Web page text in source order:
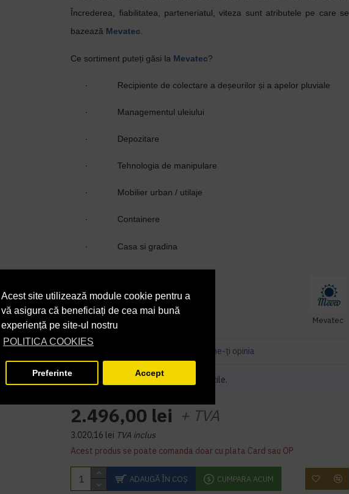
Acest site utilizează module cookie pentru a
vă asigura că beneficiați de cea mai bună
experiență pe site-ul nostru
POLITICA COOKIES
Preferinte Accept
Încrederea, fiabilitatea, parteneriatul, viteza sunt atributele pe care se
bazează Mevatec
Ce sortiment puteți găsi la Mevatec?
· Recipiente de colectare a deșeurilor și a apelor pluviale
· Managementul uleiului
· Depozitare
· Tehnologia de manipulare
· Mobilier urban / utilaje
· Containere
· Casa si gradina
COD PRODUS: MEV4143
Mevatec
Acest produs iti va fi livrat in 7 - 10 zile.
Spune-ţi opinia
2.496,00 lei + TVA
3.020,16 lei TVA inclus
Acest produs se poate comanda doar cu plata Card sau OP
ADAUGĂ ÎN COŞ CUMPARA ACUM